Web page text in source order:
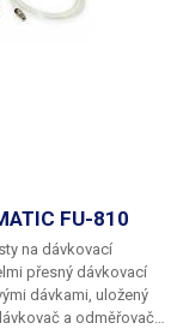
FU-810
na dávkovací
přesný dávkovací
dávkami, uložený
a odměřovač